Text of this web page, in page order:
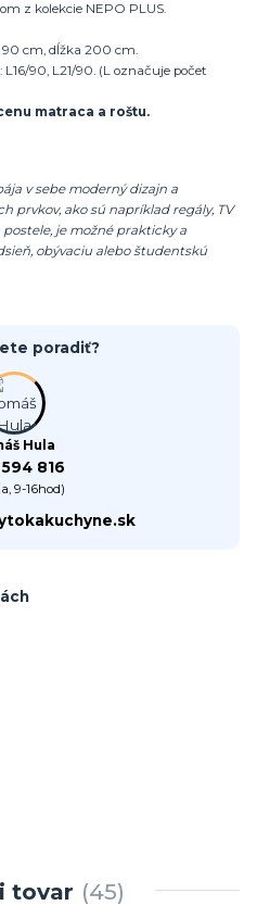
z kolekcie NEPO PLUS.
cm, dĺžka 200 cm.
90, L21/90. (L označuje počet
matraca a roštu.
v sebe moderný dizajn a
prvkov, ako sú napríklad regály, TV
je možné prakticky a
obývaciu alebo študentskú
poradiť?
Hula
594 816
9-16hod)
tovar 45